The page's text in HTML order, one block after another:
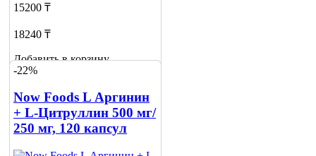
15200 ₸
18240 ₸
Добавить в корзину
2
-22%
Now Foods L Аргинин
+ L-Цитруллин 500 мг/
250 мг, 120 капсул